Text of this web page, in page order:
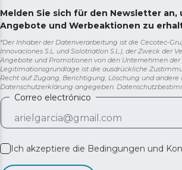
Melden Sie sich für den Newsletter an,
Angebote und Werbeaktionen zu
*Der Inhaber der Datenverarbeitung ist die Cecotec-
Innovaciones S.L. und Solotriatlon S.L.), der Zweck der
Angebote und Promotionen von den Unternehmen der
Legitimationsgrundlage ist die ausdrückliche
Recht auf Zugang, Berichtigung, Löschung und andere
Datenschutzerklärung angegeben.
Correo electrónico
Ich akzeptiere die Bedingungen und